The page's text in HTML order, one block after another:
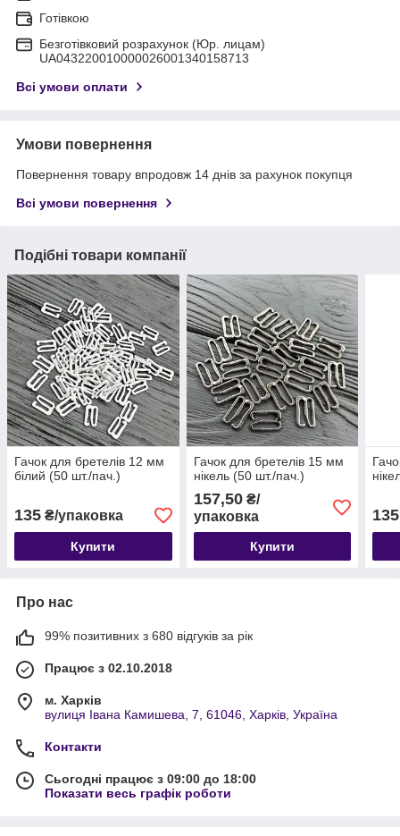
Готівкою
Безготівковий розрахунок (Юр. лицам)
UA043220010000026001340158713
Всі умови оплати
Умови повернення
Повернення товару впродовж 14 днів за рахунок покупця
Всі умови повернення
Подібні товари компанії
Гачок для бретелів 12 мм
білий (50 шт./пач.)
135 ₴/упаковка
Купити
Гачок для бретелів 15 мм
нікель (50 шт./пач.)
157,50₴/
упаковка
Купити
135
Про нас
99% позитивних з 680 відгуків за рік
Працює з 02.10.2018
м. Харків
вулиця Івана Камишева, 7, 61046, Харків, Україна
Контакти
Сьогодні працює з 09:00 до 18:00
Показати весь графік роботи